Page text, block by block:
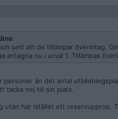
sett att de tillämpar överintag.
antagna nu i urval 1. Tillämpas
än det antal
tacka nej till sin plats.
utan har istället ett reservupprop.